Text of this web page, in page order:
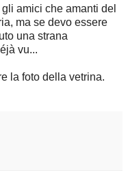
amici che amanti del
ma se devo essere
una strana
vu...
la foto della vetrina.